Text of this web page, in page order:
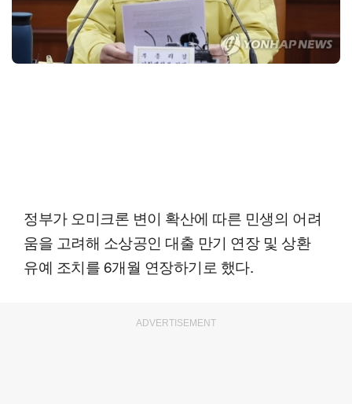
정부가 오미크론 변이 확산에 따른 민생의 어려
움을 고려해 소상공인 대출 만기 연장 및 상환
유예 조치를 6개월 연장하기로 했다.
ADVERTISEMENT